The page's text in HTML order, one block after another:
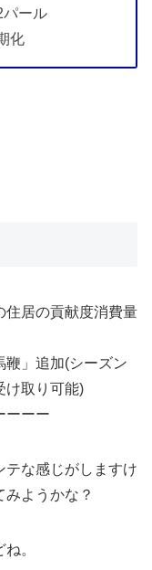
パール
化
住居の貢献度消費量
鞭」追加(シーズン
け取り可能)
ーーー
テな感じがしますけ
ようかな？
。